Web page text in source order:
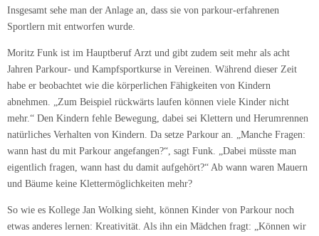
Insgesamt sehe man der Anlage an, dass sie von parkour-erfahrenen
Sportlern mit entworfen wurde.
Moritz Funk ist im Hauptberuf Arzt und gibt zudem seit mehr als acht
Jahren Parkour- und Kampfsportkurse in Vereinen. Während dieser Zeit
habe er beobachtet wie die körperlichen Fähigkeiten von Kindern
abnehmen. „Zum Beispiel rückwärts laufen können viele Kinder nicht
mehr.“ Den Kindern fehle Bewegung, dabei sei Klettern und Herumrennen
natürliches Verhalten von Kindern. Da setze Parkour an. „Manche Fragen:
wann hast du mit Parkour angefangen?“, sagt Funk. „Dabei müsste man
eigentlich fragen, wann hast du damit aufgehört?“ Ab wann waren Mauern
und Bäume keine Klettermöglichkeiten mehr?
So wie es Kollege Jan Wolking sieht, können Kinder von Parkour noch
etwas anderes lernen: Kreativität. Als ihn ein Mädchen fragt: „Können wir